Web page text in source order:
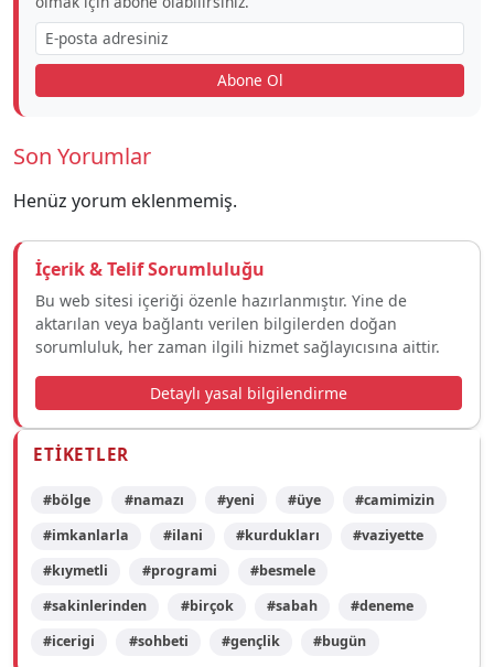
Abone Ol
Son Yorumlar
Henüz yorum eklenmemiş.
İçerik & Telif Sorumluluğu
Bu web sitesi içeriği özenle hazırlanmıştır. Yine de
aktarılan veya bağlantı verilen bilgilerden doğan
sorumluluk, her zaman ilgili hizmet sağlayıcısına aittir.
Detaylı yasal bilgilendirme
ETIKETLER
#bölge #namazı #yeni #üye
#camimizin
#imkanlarla
#ilani #kurdukları
#vaziyette
#kıymetli
#programi
#besmele
#sakinlerinden
#birçok #sabah
#deneme
#icerigi
#sohbeti #gençlik #bugün